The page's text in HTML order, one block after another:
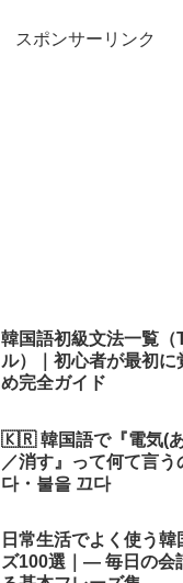
スポンサーリンク
韓国語初級文法一覧
ル）｜初心者が最初に
め完全ガイド
🇰🇷 韓国語で『電気(
／消す』って何て言う
다・불을 끄다
日常生活でよく使う
ズ100選｜― 毎日の会